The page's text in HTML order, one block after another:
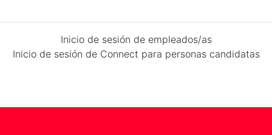
Inicio de sesión de empleados/as
Inicio de sesión de Connect para personas candidatas